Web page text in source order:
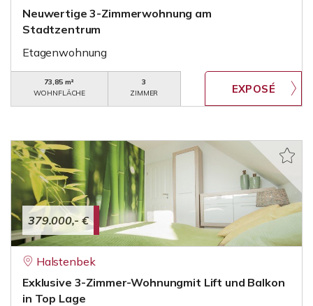
Neuwertige 3-Zimmerwohnung am
Stadtzentrum
Etagenwohnung
73,85 m²
WOHNFLÄCHE
3
ZIMMER
379.000,- €
Halstenbek
Exklusive 3-Zimmer-Wohnungmit Lift und Balkon
in Top Lage